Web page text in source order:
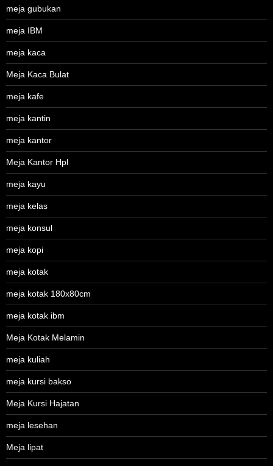
meja gubukan
meja IBM
meja kaca
Meja Kaca Bulat
meja kafe
meja kantin
meja kantor
Meja Kantor Hpl
meja kayu
meja kelas
meja konsul
meja kopi
meja kotak
meja kotak 180x80cm
meja kotak ibm
Meja Kotak Melamin
meja kuliah
meja kursi bakso
Meja Kursi Hajatan
meja lesehan
Meja lipat